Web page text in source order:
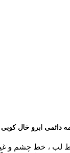
خط لب ، خط چشم و